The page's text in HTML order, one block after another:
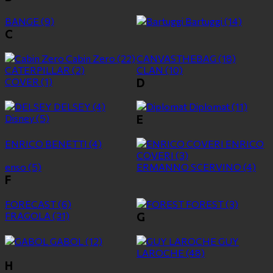
BANGE (9) Bartuggi (14)
C
Cabin Zero (22)CANVASTHEBAG (18)
CATERPILLAR (2) CLAN (10)
COVER (1) D
DELSEY (4) Diplomat(11)
Disney(5) E
ENRICO BENETTI (4)
ENRICO
COVERI (3)
enso (5) ERMANNO SCERVINO (4)
F
FORECAST(6) FOREST(3)
FRAGOLA (31) G
GABOL (12)
GUY
LAROCHE (48)
H